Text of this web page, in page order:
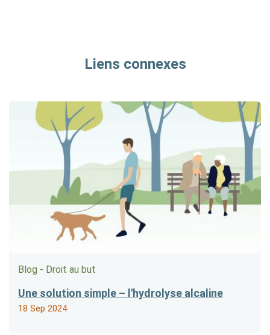
Liens connexes
Blog - Droit au but
Une solution simple – l'hydrolyse alcaline
18 Sep 2024